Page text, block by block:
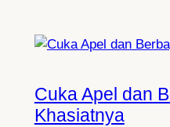
Cuka Apel dan
Khasiatnya